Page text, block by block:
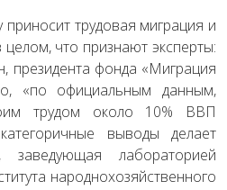
трудовая миграция и
что признают эксперты:
президента фонда «Миграция
«по официальным данным,
трудом около 10% ВВП
выводы делает
заведующая лабораторией
народнохозяйственного